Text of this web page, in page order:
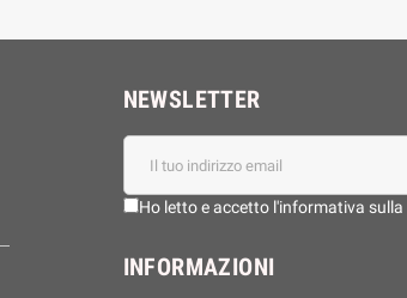
NEWSLETTER
Ho letto e accetto l'informativa sulla
INFORMAZIONI